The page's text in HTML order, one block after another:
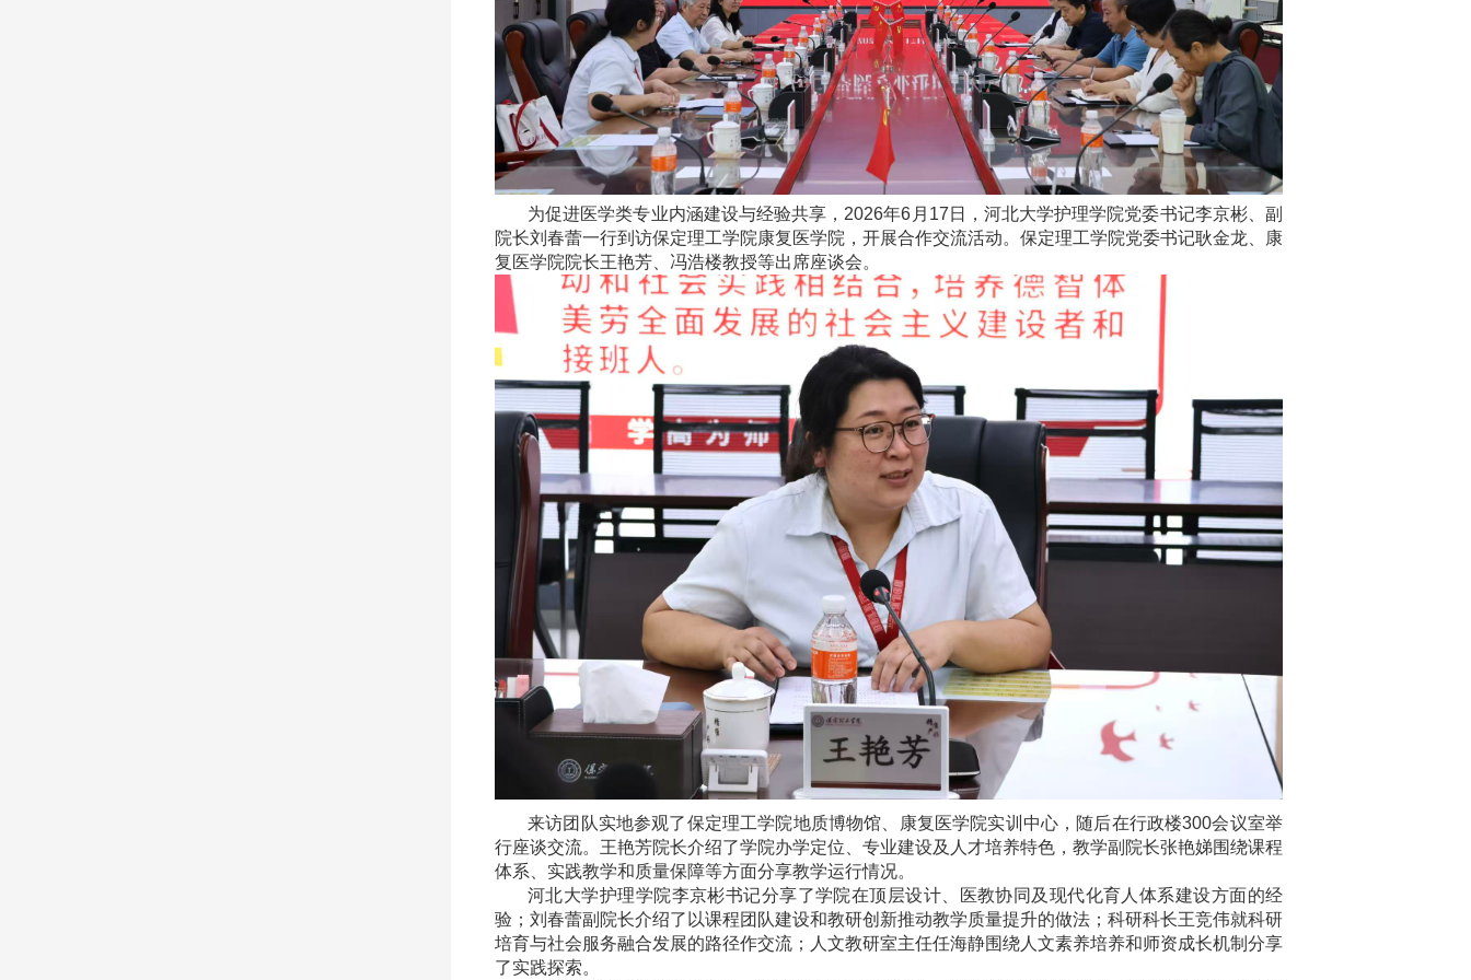
为促进医学类专业内涵建设与经验共享，2026年6月17日，河北大学护理学院党委书记李京彬、副
院长刘春蕾一行到访保定理工学院康复医学院，开展合作交流活动。保定理工学院党委书记耿金龙、康
复医学院院长王艳芳、冯浩楼教授等出席座谈会。
来访团队实地参观了保定理工学院地质博物馆、康复医学院实训中心，随后在行政楼300会议室举
行座谈交流。王艳芳院长介绍了学院办学定位、专业建设及人才培养特色，教学副院长张艳娣围绕课程
体系、实践教学和质量保障等方面分享教学运行情况。
河北大学护理学院李京彬书记分享了学院在顶层设计、医教协同及现代化育人体系建设方面的经
验；刘春蕾副院长介绍了以课程团队建设和教研创新推动教学质量提升的做法；科研科长王竞伟就科研
培育与社会服务融合发展的路径作交流；人文教研室主任任海静围绕人文素养培养和师资成长机制分享
了实践探索。